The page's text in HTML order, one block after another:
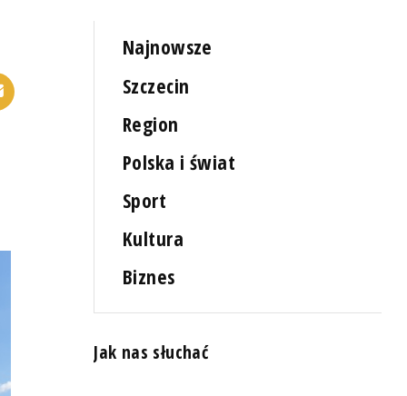
Najnowsze
Szczecin
Region
Polska i świat
Sport
Kultura
Biznes
Jak nas słuchać